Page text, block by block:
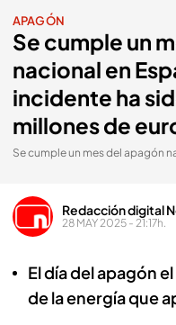
APAGÓN
Se cumple un
nacional en
incidente ha
millones de
Se cumple un mes del apagón
Redacción digital
28 MAY 2025 - 21:17h.
El día del apagón
de la energía que